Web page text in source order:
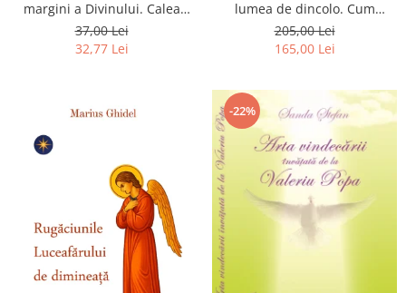
margini a Divinului. Calea
catre fericire
37,00 Lei
32,77 Lei
lumea de dincolo. Cum
obtinem puteri
extrasenzoriale - cu exercitii
205,00 Lei
165,00 Lei
-22%